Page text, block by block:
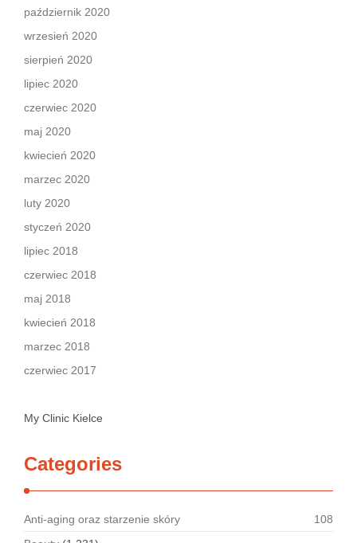
październik 2020
wrzesień 2020
sierpień 2020
lipiec 2020
czerwiec 2020
maj 2020
kwiecień 2020
marzec 2020
luty 2020
styczeń 2020
lipiec 2018
czerwiec 2018
maj 2018
kwiecień 2018
marzec 2018
czerwiec 2017
My Clinic Kielce
Categories
Anti-aging oraz starzenie skóry
108